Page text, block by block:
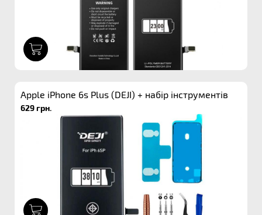
Apple iPhone 6s Plus (DEJI) + набір інструментів
629 грн.